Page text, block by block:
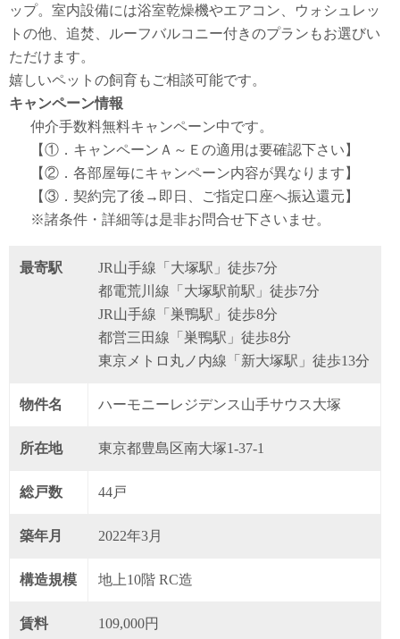
ップ。室内設備には浴室乾燥機やエアコン、ウォシュレッ
トの他、追焚、ルーフバルコニー付きのプランもお選びい
ただけます。
嬉しいペットの飼育もご相談可能です。
キャンペーン情報
仲介手数料無料キャンペーン中です。
【①．キャンペーンＡ～Ｅの適用は要確認下さい】
【②．各部屋毎にキャンペーン内容が異なります】
【③．契約完了後→即日、ご指定口座へ振込還元】
※諸条件・詳細等は是非お問合せ下さいませ。
最寄駅
JR山手線「大塚駅」徒歩7分
都電荒川線「大塚駅前駅」徒歩7分
JR山手線「巣鴨駅」徒歩8分
都営三田線「巣鴨駅」徒歩8分
東京メトロ丸ノ内線「新大塚駅」徒歩13分
物件名 ハーモニーレジデンス山手サウス大塚
所在地 東京都豊島区南大塚1-37-1
総戸数 44戸
築年月 2022年3月
構造規模 地上10階 RC造
賃料 109,000円